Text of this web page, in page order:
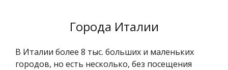
Города Италии
В Италии более 8 тыс. больших и маленьких
городов, но есть несколько, без посещения